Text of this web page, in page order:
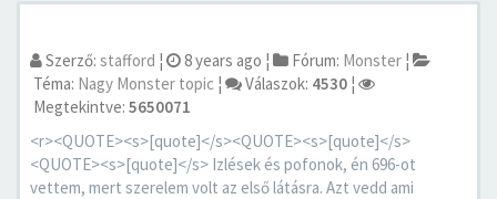
Szerző: stafford ¦ 8 years ago ¦ Fórum: Monster ¦
Téma: Nagy Monster topic ¦ Válaszok: 4530 ¦
Megtekintve: 5650071
<r><QUOTE><s>[quote]</s><QUOTE><s>[quote]</s>
<QUOTE><s>[quote]</s> Izlések és pofonok, én 696-ot
vettem, mert szerelem volt az első látásra. Azt vedd ami